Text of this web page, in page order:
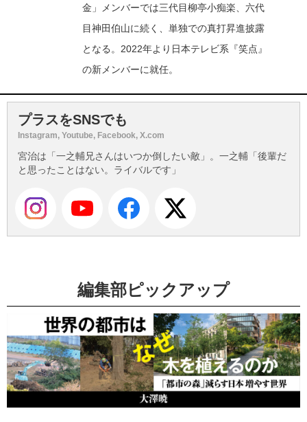
金」メンバーでは三代目柳亭小痴楽、六代
目神田伯山に続く、単独での真打昇進披露
となる。2022年より日本テレビ系『笑点』
の新メンバーに就任。
プラスをSNSでも
Instagram, Youtube, Facebook, X.com
宮治は「一之輔兄さんはいつか倒したい敵」。一之輔「後輩だ
と思ったことはない。ライバルです」
編集部ピックアップ